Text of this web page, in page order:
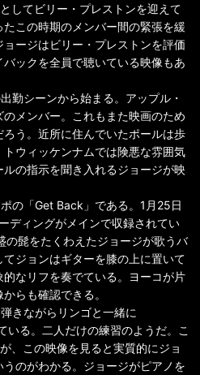
してビリー・プレストンを迎えて
この時期のメンバー間の緊張を緩
ージはビリー・プレストンを評価
ックを全員で聴いている映像もあ
勤シーンから始まる。アップル・
メンバー。これもまた映画のため
う。近所に住んでいたポールは歩
ウィッケンナムでは険悪な雰囲気
の指示を聞き入れるジョージが映
の「Get Back」である。1月25日
ディングがメインで収録されてい
の髭をたくわえたジョージが歌うバ
ジョンはギターを膝の上に置いて
なリフを奏でている。ヨーコが片
らも確認できる。
きながらリンゴと一緒に
いる。二人だけの練習のようだ。こ
、この映像を見ると実質的にジョ
のがわかる。ジョージがピアノを